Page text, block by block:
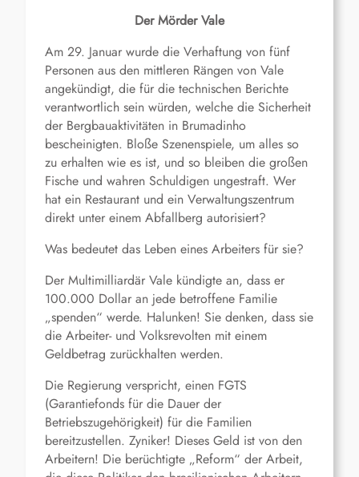
Der Mörder Vale
Am 29. Januar wurde die Verhaftung von fünf
Personen aus den mittleren Rängen von Vale
angekündigt, die für die technischen Berichte
verantwortlich sein würden, welche die Sicherheit
der Bergbauaktivitäten in Brumadinho
bescheinigten. Bloße Szenenspiele, um alles so
zu erhalten wie es ist, und so bleiben die großen
Fische und wahren Schuldigen ungestraft. Wer
hat ein Restaurant und ein Verwaltungszentrum
direkt unter einem Abfallberg autorisiert?
Was bedeutet das Leben eines Arbeiters für sie?
Der Multimilliardär Vale kündigte an, dass er
100.000 Dollar an jede betroffene Familie
„spenden“ werde. Halunken! Sie denken, dass sie
die Arbeiter- und Volksrevolten mit einem
Geldbetrag zurückhalten werden.
Die Regierung verspricht, einen FGTS
(Garantiefonds für die Dauer der
Betriebszugehörigkeit) für die Familien
bereitzustellen. Zyniker! Dieses Geld ist von den
Arbeitern! Die berüchtigte „Reform“ der Arbeit,